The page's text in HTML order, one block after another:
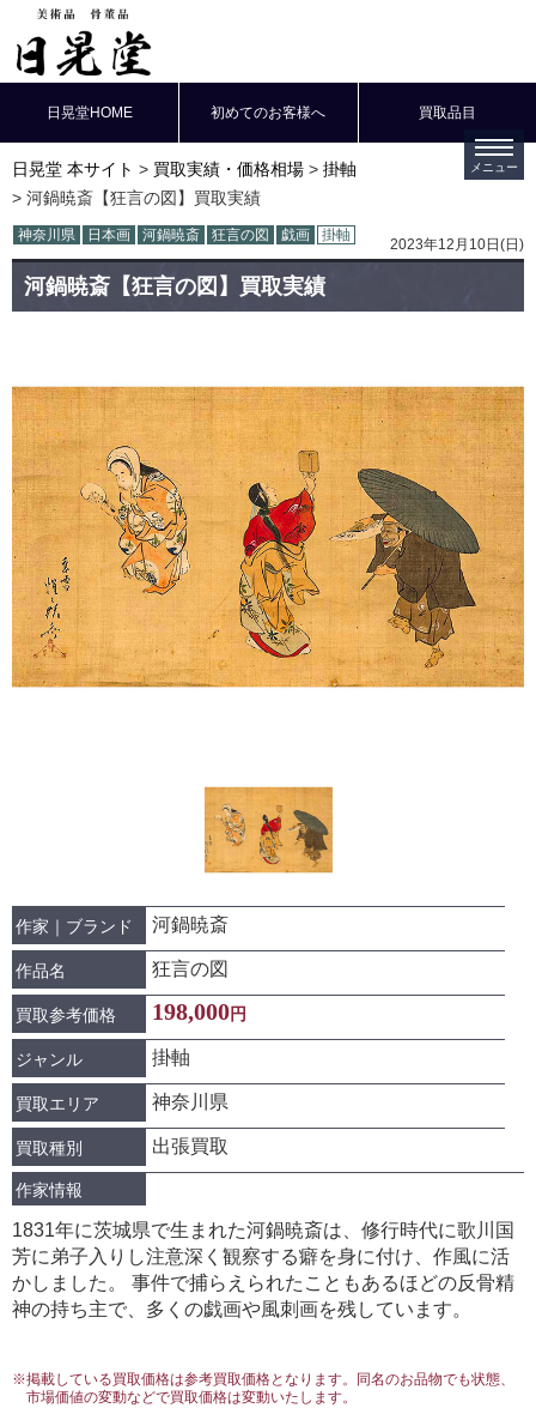
日晃堂HOME 初めてのお客様へ 買取品目
日晃堂 本サイト 買取実績・価格相場
掛軸
河鍋暁斎【狂言の図】買取実績
神奈川県 日本画 河鍋暁斎 狂言の図 戯画 掛軸
2023年12月10日(日)
河鍋暁斎【狂言の図】買取実績
作家｜ブランド 河鍋暁斎
作品名 狂言の図
買取参考価格 198,000円
ジャンル 掛軸
買取エリア 神奈川県
買取種別 出張買取
作家情報
1831年に茨城県で生まれた河鍋暁斎は、修行時代に歌川国
芳に弟子入りし注意深く観察する癖を身に付け、作風に活
かしました。 事件で捕らえられたこともあるほどの反骨精
神の持ち主で、多くの戯画や風刺画を残しています。
※掲載している買取価格は参考買取価格となります。同名のお品物でも状態、
市場価値の変動などで買取価格は変動いたします。